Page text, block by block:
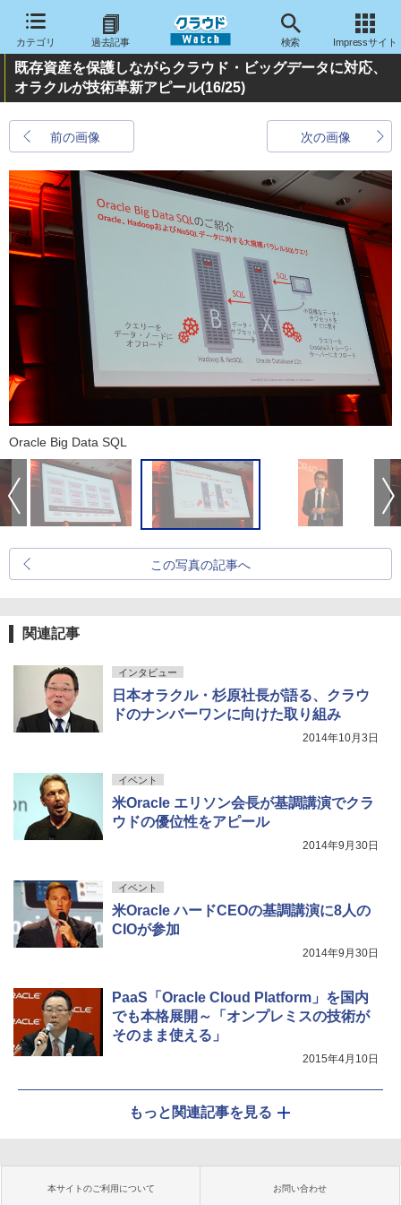
カテゴリ 過去記事 検索 Impressサイト
既存資産を保護しながらクラウド・ビッグデータに対応、
オラクルが技術革新アピール(16/25)
前の画像 次の画像
Oracle Big Data SQL
この写真の記事へ
関連記事
インタビュー
日本オラクル・杉原社長が語る、クラウ
ドのナンバーワンに向けた取り組み
2014年10月3日
イベント
米Oracle エリソン会長が基調講演でクラ
ウドの優位性をアピール
2014年9月30日
イベント
米Oracle ハードCEOの基調講演に8人の
CIOが参加
2014年9月30日
PaaS「Oracle Cloud Platform」を国内
でも本格展開～「オンプレミスの技術が
そのまま使える」
2015年4月10日
もっと関連記事を見る
本サイトのご利用について お問い合わせ